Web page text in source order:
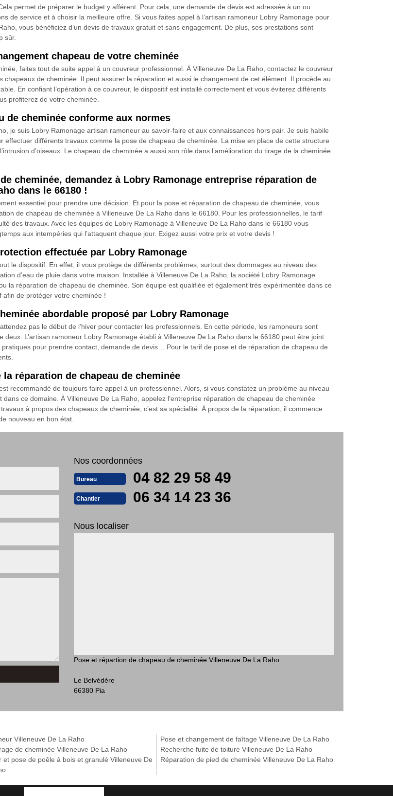
permet de préparer le budget y afférent. Pour cela, une demande de devis est adressée à un ou
de service et à choisir la meilleure offre. Si vous faites appel à l’artisan ramoneur Lobry Ramonage pour
vous bénéficiez d’un devis de travaux gratuit et sans engagement. De plus, ses prestations sont
sûr.
chapeau de votre cheminée
faites tout de suite appel à un couvreur professionnel. À Villeneuve De La Raho, contactez le couvreur
de cheminée. Il peut assurer la réparation et aussi le changement de cet élément. Il procède au
En confiant l’opération à ce couvreur, le dispositif est installé correctement et vous éviterez différents
profiterez de votre cheminée.
de cheminée conforme aux normes
je suis Lobry Ramonage artisan ramoneur au savoir-faire et aux connaissances hors pair. Je suis habile
effectuer différents travaux comme la pose de chapeau de cheminée. La mise en place de cette structure
d’oiseaux. Le chapeau de cheminée a aussi son rôle dans l’amélioration du tirage de la cheminée.
cheminée, demandez à Lobry Ramonage entreprise réparation de
dans le 66180 !
essentiel pour prendre une décision. Et pour la pose et réparation de chapeau de cheminée, vous
de chapeau de cheminée à Villeneuve De La Raho dans le 66180. Pour les professionnelles, le tarif
des travaux. Avec les équipes de Lobry Ramonage à Villeneuve De La Raho dans le 66180 vous
aux intempéries qui l’attaquent chaque jour. Exigez aussi votre prix et votre devis !
effectuée par Lobry Ramonage
le dispositif. En effet, il vous protège de différents problèmes, surtout des dommages au niveau des
d’eau de pluie dans votre maison. Installée à Villeneuve De La Raho, la société Lobry Ramonage
la réparation de chapeau de cheminée. Son équipe est qualifiée et également très expérimentée dans ce
de protéger votre cheminée !
abordable proposé par Lobry Ramonage
pas le début de l’hiver pour contacter les professionnels. En cette période, les ramoneurs sont
L’artisan ramoneur Lobry Ramonage établi à Villeneuve De La Raho dans le 66180 peut être joint
pour prendre contact, demande de devis… Pour le tarif de pose et de réparation de chapeau de
réparation de chapeau de cheminée
recommandé de toujours faire appel à un professionnel. Alors, si vous constatez un problème au niveau
ce domaine. À Villeneuve De La Raho, appelez l’entreprise réparation de chapeau de cheminée
à propos des chapeaux de cheminée, c’est sa spécialité. À propos de la réparation, il commence
nouveau en bon état.
Nos coordonnées
Bureau 04 82 29 58 49
Chantier 06 34 14 23 36
Nous localiser
Pose et répartion de chapeau de cheminée Villeneuve De La Raho
Le Belvédère
66380 Pia
Villeneuve De La Raho
de cheminée Villeneuve De La Raho
et pose de poêle à bois et granulé Villeneuve De
Pose et changement de faîtage Villeneuve De La Raho
Recherche fuite de toiture Villeneuve De La Raho
Réparation de pied de cheminée Villeneuve De La Raho